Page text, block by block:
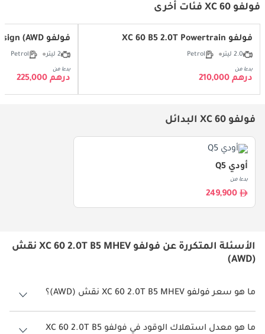
فولفو XC 60 فئات أخرى
فولفو XC 60 B5 2.0T Powertrain
2.0 ليتر Petrol
بدءا من
درهم 210,000
فولفو XC 60 2.0T B5 MHEV R Design (AWD)
2 ليتر Petrol
بدءا من
درهم 225,000
فولفو XC 60 البدائل
أودي Q5
بدءا من
249,900
الأسئلة المتكررة عن فولفو XC 60 2.0T B5 MHEV نقش
(AWD)
ما هو سعر فولفو XC 60 2.0T B5 MHEV نقش (AWD)؟
سعر فولفو XC 60 2.0T B5 MHEV نقش (AWD) هو درهم 240,000.
ما هو معدل استهلاك الوقود في فولفو XC 60 2.0T B5